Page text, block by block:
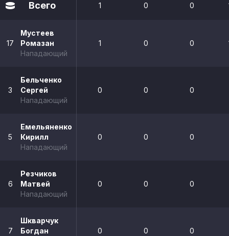
Всего 1 0 0
17
Мустеев
Ромазан
Нападающий
1 0 0
3
Бельченко
Сергей
Нападающий
0 0 0
5
Емельяненко
Кирилл
Нападающий
0 0 0
6
Резчиков
Матвей
Нападающий
0 0 0
7
Шкварчук
Богдан
0 0 0